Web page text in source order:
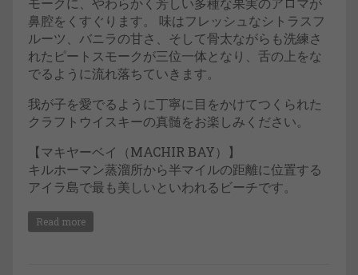
鼻腔をくすぐります。 味はフレッシュなシトラスフ
ルーツ、バニラの甘さ、そして骨太ながらも洗練さ
れたピートスモークが三位一体となり、舌の上をな
でるように流れ落ちていきます。
我が子を愛でるように丁寧に目をかけてつくられた
クラフトウイスキーの真髄をお楽しみください。
【マキヤーベイ（MACHIR BAY）】
キルホーマン蒸溜所から半マイルの距離に位置する
アイラ島で最も美しいといわれるビーチです。
Read more